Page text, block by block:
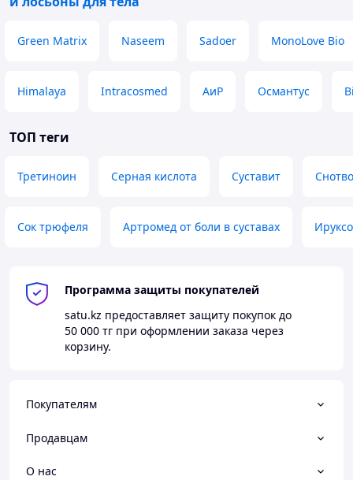
Green Matrix Naseem Sadoer MonoLove Bio
Himalaya Intracosmed АиР Османтус
ТОП теги
Третиноин Серная кислота Суставит
Сок трюфеля Артромед от боли в суставах
Программа защиты покупателей
satu.kz предоставляет защиту покупок до
50 000 тг при оформлении заказа через
корзину.
Покупателям
Продавцам
О нас